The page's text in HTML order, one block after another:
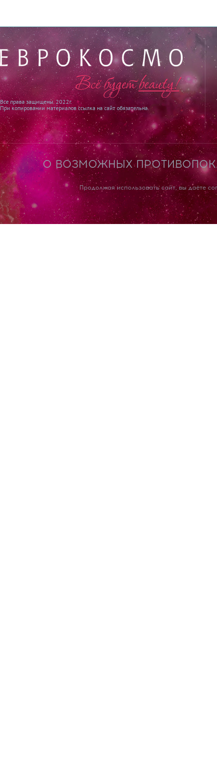
Все права защищены. 2022г.
При копировании материалов ссылка на сайт обязательна.
О ВОЗМОЖНЫХ
Продолжая использовать сайт, вы даёте